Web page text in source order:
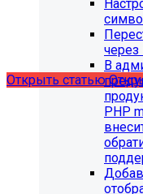
PHP версии
версия PHP -
Открыть статью
через
В
PHP